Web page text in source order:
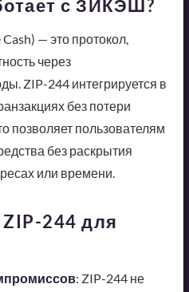
с ЗИКЭШ?
— это протокол,
через
ZIP-244 интегрируется в
без потери
позволяет пользователям
без раскрытия
или времени.
244 для
: ZIP-244 не